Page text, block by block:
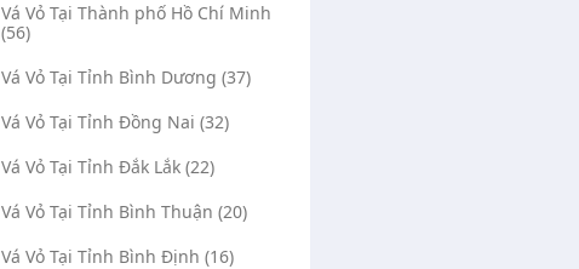
Vá Vỏ Tại Thành phố Hồ Chí Minh
(56)
Vá Vỏ Tại Tỉnh Bình Dương (37)
Vá Vỏ Tại Tỉnh Đồng Nai (32)
Vá Vỏ Tại Tỉnh Đắk Lắk (22)
Vá Vỏ Tại Tỉnh Bình Thuận (20)
Vá Vỏ Tại Tỉnh Bình Định (16)